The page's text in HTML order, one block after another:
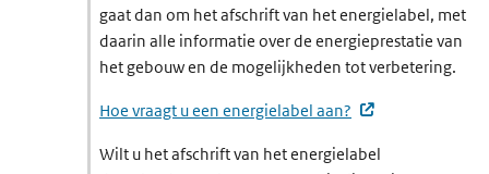
gaat dan om het afschrift van het energielabel, met
daarin alle informatie over de energieprestatie van
het gebouw en de mogelijkheden tot verbetering.
Hoe vraagt u een energielabel aan? (externe
Wilt u het afschrift van het energielabel